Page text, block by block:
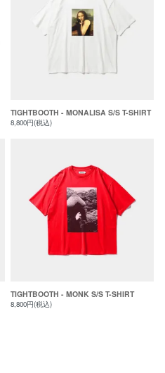
TIGHTBOOTH - MONALISA S/S T-SHIRT
8,800円(税込)
TIGHTBOOTH - MONK S/S T-SHIRT
8,800円(税込)